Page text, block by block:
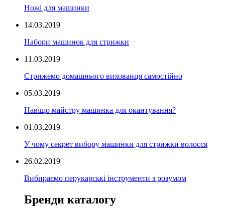
Ножі для машинки
14.03.2019
Набори машинок для стрижки
11.03.2019
Стрижемо домашнього вихованця самостійно
05.03.2019
Навіщо майстру машинка для окантування?
01.03.2019
У чому секрет вибору машинки для стрижки волосся
26.02.2019
Вибираємо перукарські інструменти з розумом
Бренди каталогу